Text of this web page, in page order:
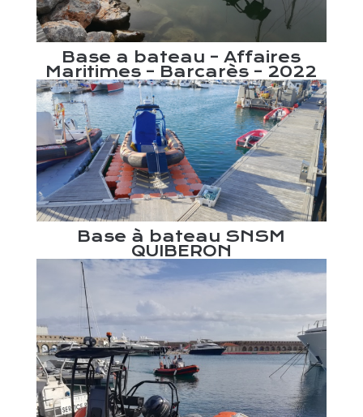
Base a bateau – Affaires
Maritimes – Barcarès – 2022
Base à bateau SNSM
QUIBERON